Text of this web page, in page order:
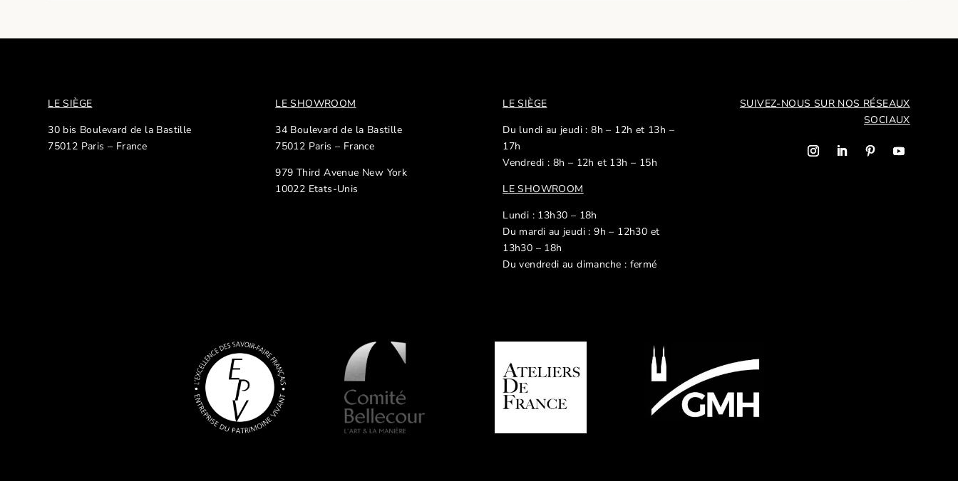
LE SIÈGE
30 bis Boulevard de la Bastille
75012 Paris – France
LE SHOWROOM
34 Boulevard de la Bastille
75012 Paris – France
979 Third Avenue New York
10022 Etats-Unis
LE SIÈGE
Du lundi au jeudi : 8h – 12h et 13h –
17h
Vendredi : 8h – 12h et 13h – 15h
LE SHOWROOM
Lundi : 13h30 – 18h
Du mardi au jeudi : 9h – 12h30 et
13h30 – 18h
Du vendredi au dimanche : fermé
SUIVEZ-NOUS SUR NOS RÉSEAUX
SOCIAUX